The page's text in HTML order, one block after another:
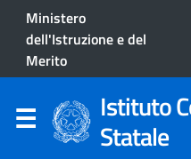
Ministero
dell'Istruzione e del
Merito
Istituto
Statale